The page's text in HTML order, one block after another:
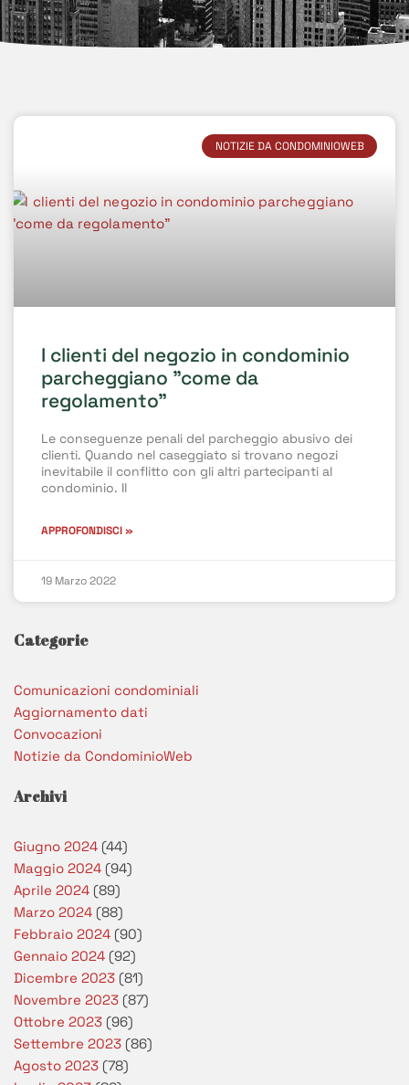
NOTIZIE DA CONDOMINIOWEB
I clienti del negozio in condominio
parcheggiano "come da
regolamento"
Le conseguenze penali del parcheggio abusivo dei
clienti. Quando nel caseggiato si trovano negozi
inevitabile il conflitto con gli altri partecipanti al
condominio. Il
APPROFONDISCI »
19 Marzo 2022
Categorie
Comunicazioni condominiali
Aggiornamento dati
Convocazioni
Notizie da CondominioWeb
Archivi
Giugno 2024 (44)
Maggio 2024 (94)
Aprile 2024 (89)
Marzo 2024 (88)
Febbraio 2024 (90)
Gennaio 2024 (92)
Dicembre 2023 (81)
Novembre 2023 (87)
Ottobre 2023 (96)
Settembre 2023 (86)
Agosto 2023 (78)